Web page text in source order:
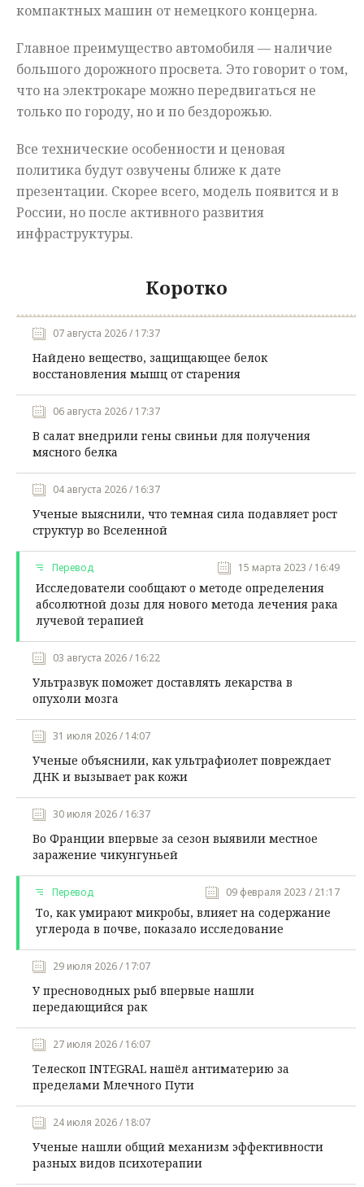
компактных машин от немецкого концерна.
Главное преимущество автомобиля — наличие
большого дорожного просвета. Это говорит о том,
что на электрокаре можно передвигаться не
только по городу, но и по бездорожью.
Все технические особенности и ценовая
политика будут озвучены ближе к дате
презентации. Скорее всего, модель появится и в
России, но после активного развития
инфраструктуры.
Коротко
07 августа 2026 / 17:37
Найдено вещество, защищающее белок
восстановления мышц от старения
06 августа 2026 / 17:37
В салат внедрили гены свиньи для получения
мясного белка
04 августа 2026 / 16:37
Ученые выяснили, что темная сила подавляет рост
структур во Вселенной
Перевод 15 марта 2023 / 16:49
Исследователи сообщают о методе определения
абсолютной дозы для нового метода лечения рака
лучевой терапией
03 августа 2026 / 16:22
Ультразвук поможет доставлять лекарства в
опухоли мозга
31 июля 2026 / 14:07
Ученые объяснили, как ультрафиолет повреждает
ДНК и вызывает рак кожи
30 июля 2026 / 16:37
Во Франции впервые за сезон выявили местное
заражение чикунгуньей
Перевод 09 февраля 2023 / 21:17
То, как умирают микробы, влияет на содержание
углерода в почве, показало исследование
29 июля 2026 / 17:07
У пресноводных рыб впервые нашли
передающийся рак
27 июля 2026 / 16:07
Телескоп INTEGRAL нашёл антиматерию за
пределами Млечного Пути
24 июля 2026 / 18:07
Ученые нашли общий механизм эффективности
разных видов психотерапии